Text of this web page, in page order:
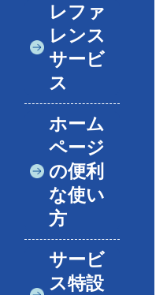
レファ
レンス
サービ
ス
ホーム
ページ
の便利
な使い
方
サービ
ス特設